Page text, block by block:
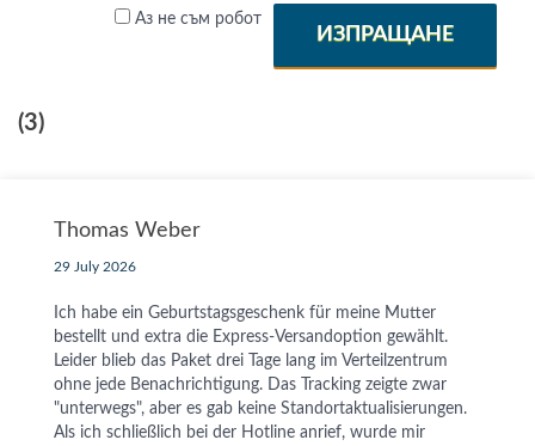
Аз не съм робот
ИЗПРАЩАНЕ
(3)
Thomas Weber
29 July 2026
Ich habe ein Geburtstagsgeschenk für meine Mutter
bestellt und extra die Express-Versandoption gewählt.
Leider blieb das Paket drei Tage lang im Verteilzentrum
ohne jede Benachrichtigung. Das Tracking zeigte zwar
"unterwegs", aber es gab keine Standortaktualisierungen.
Als ich schließlich bei der Hotline anrief, wurde mir